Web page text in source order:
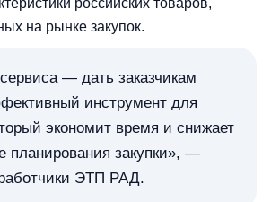
на рынке закупок.
— дать заказчикам
инструмент для
экономит время и снижает
планирования закупки», —
ЭТП РАД.